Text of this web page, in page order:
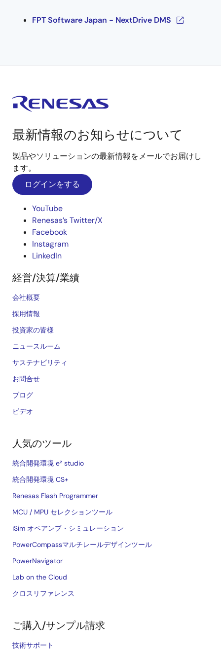
FPT Software Japan - NextDrive DMS
最新情報のお知らせについて
製品やソリューションの最新情報をメールでお届けし
ます。
ログインをする
YouTube
Renesas’s Twitter/X
Facebook
Instagram
LinkedIn
経営/決算/業績
会社概要
採用情報
投資家の皆様
ニュースルーム
サステナビリティ
お問合せ
ブログ
ビデオ
人気のツール
統合開発環境 e² studio
統合開発環境 CS+
Renesas Flash Programmer
MCU / MPU セレクションツール
iSim オペアンプ・シミュレーション
PowerCompassマルチレールデザインツール
PowerNavigator
Lab on the Cloud
クロスリファレンス
ご購入/サンプル請求
技術サポート